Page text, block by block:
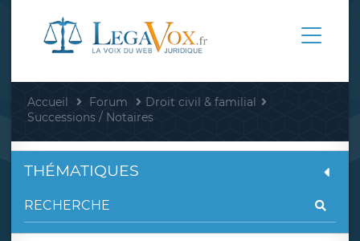
Accueil Forum
Droit civil & familial
Successions / Notaires
THÉMATIQUES